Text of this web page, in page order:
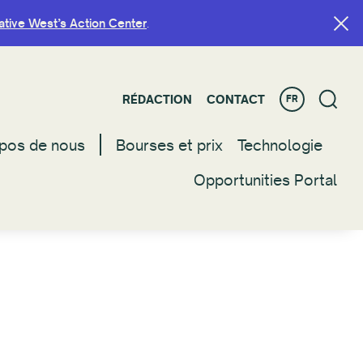
West’s Action Center.
RÉDACTION CONTACT FR
de nous Bourses et prix
Technologie
Opportunities Portal
West’s Action Center.
RÉDACTION CONTACT FR
de nous Bourses et prix
Technologie
Opportunities Portal